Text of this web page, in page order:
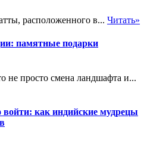
расположенного в... Читать»
памятные подарки
просто смена ландшафта и...
как индийские мудрецы